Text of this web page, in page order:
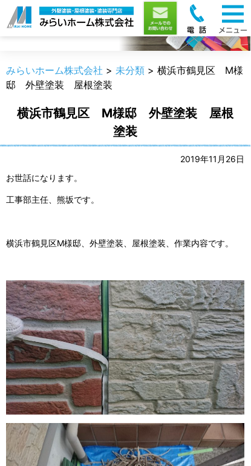
職人のうんちく
みらいホーム株式会社 > 未分類 > 横浜市鶴見区 M様
邸 外壁塗装 屋根塗装
横浜市鶴見区 M様邸 外壁塗装 屋根
塗装
2019年11月26日
お世話になります。
工事部主任、熊坂です。
横浜市鶴見区M様邸、外壁塗装、屋根塗装、作業内容です。